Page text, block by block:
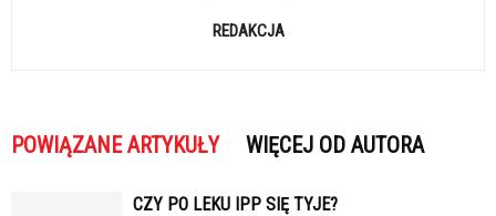
REDAKCJA
POWIĄZANE ARTYKUŁY WIĘCEJ OD AUTORA
CZY PO LEKU IPP SIĘ TYJE?